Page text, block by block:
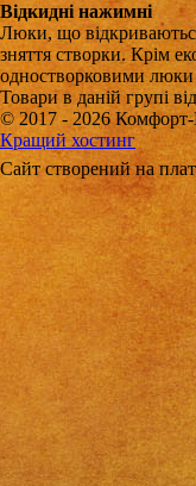
Відкидні нажимні
Люки, що
зняття створки. Крім
одностворковими
Товари в даній групі
© 2017 - 2026
Кращий хостинг
Сайт створений на